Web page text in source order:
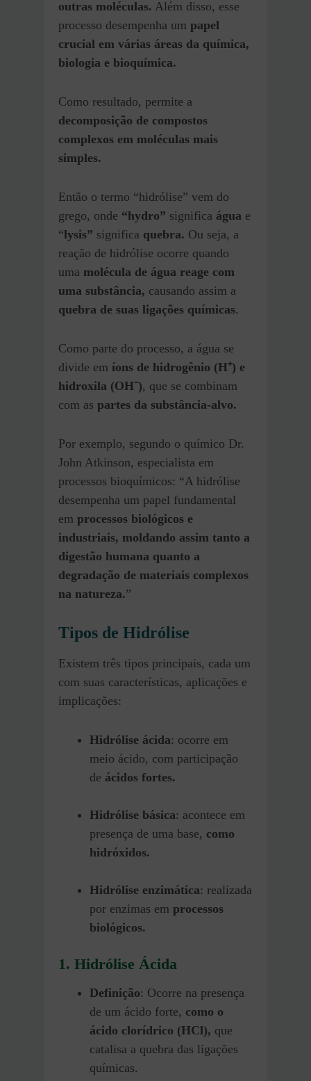
outras moléculas. Além disso, esse
processo desempenha um papel
crucial em várias áreas da química,
biologia e bioquímica.
Como resultado, permite a
decomposição de compostos
complexos em moléculas mais
simples.
Então o termo “hidrólise” vem do
grego, onde “hydro” significa água e
“lysis” significa quebra. Ou seja, a
reação de hidrólise ocorre quando
uma molécula de água reage com
uma substância, causando assim a
quebra de suas ligações químicas.
Como parte do processo, a água se
divide em íons de hidrogênio (H⁺) e
hidroxila (OH⁻), que se combinam
com as partes da substância-alvo.
Por exemplo, segundo o químico Dr.
John Atkinson, especialista em
processos bioquímicos: “A hidrólise
desempenha um papel fundamental
em processos biológicos e
industriais, moldando assim tanto a
digestão humana quanto a
degradação de materiais complexos
na natureza.”
Tipos de Hidrólise
Existem três tipos principais, cada um
com suas características, aplicações e
implicações:
Hidrólise ácida: ocorre em
meio ácido, com participação
de ácidos fortes.
Hidrólise básica: acontece em
presença de uma base, como
hidróxidos.
Hidrólise enzimática: realizada
por enzimas em processos
biológicos.
1. Hidrólise Ácida
Definição: Ocorre na presença
de um ácido forte, como o
ácido clorídrico (HCl), que
catalisa a quebra das ligações
químicas.